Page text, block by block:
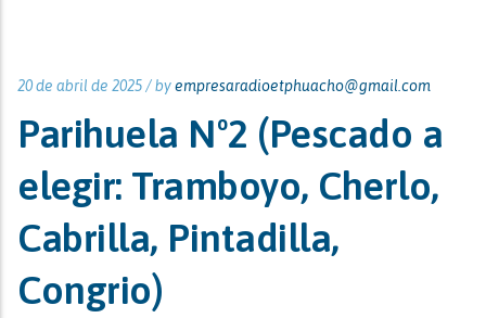
20 de abril de 2025 /byempresaradioetphuacho@gmail.com
Parihuela Nº2 (Pescado a
elegir: Tramboyo, Cherlo,
Cabrilla, Pintadilla,
Congrio)